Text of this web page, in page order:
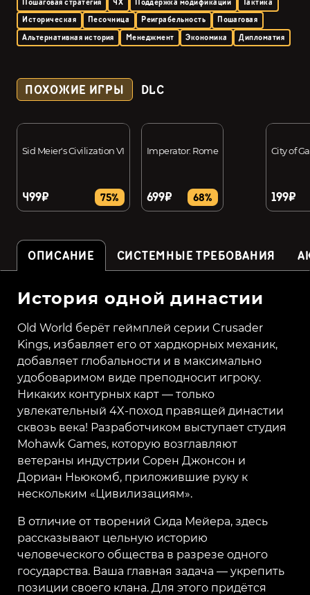
Пошаговая стратегия
4X Поддержка модификаций
Тактика
Историческая
Песочница Реиграбельность
Пошаговая
Альтернативная история
Менеджмент Экономика Дипломатия
ПОХОЖИЕ ИГРЫ DLC
Sid Meier's Civilization VI
499₽ 75%
Imperator: Rome
699₽ 68%
City of
199₽
ОПИСАНИЕ СИСТЕМНЫЕ ТРЕБОВАНИЯ
История одной династии
Old World берёт геймплей серии Crusader
Kings, избавляет его от хардкорных механик,
добавляет глобальности и в максимально
удобоваримом виде преподносит игроку.
Никаких контурных карт — только
увлекательный 4X-поход правящей династии
сквозь века! Разработчиком выступает студия
Mohawk Games, которую возглавляют
ветераны индустрии Сорен Джонсон и
Дориан Ньюкомб, приложившие руку к
нескольким «Цивилизациям».
В отличие от творений Сида Мейера, здесь
рассказывают цельную историю
человеческого общества в разрезе одного
государства. Ваша главная задача — укрепить
позиции своего клана. Для этого придётся